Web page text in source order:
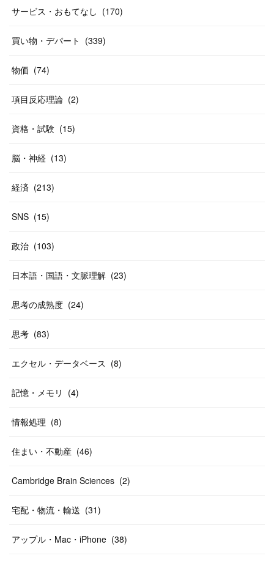
(31
58)
サービス・おもてなし (170)
買い物・デパート (339)
物価 (74)
項目反応理論 (2)
資格・試験 (15)
脳・神経 (13)
経済 (213)
SNS (15)
政治 (103)
日本語・国語・文脈理解 (23)
思考の成熟度 (24)
思考 (83)
エクセル・データベース (8)
記憶・メモリ (4)
情報処理 (8)
住まい・不動産 (46)
Cambridge Brain Sciences (2)
宅配・物流・輸送 (31)
アップル・Mac・iPhone (38)